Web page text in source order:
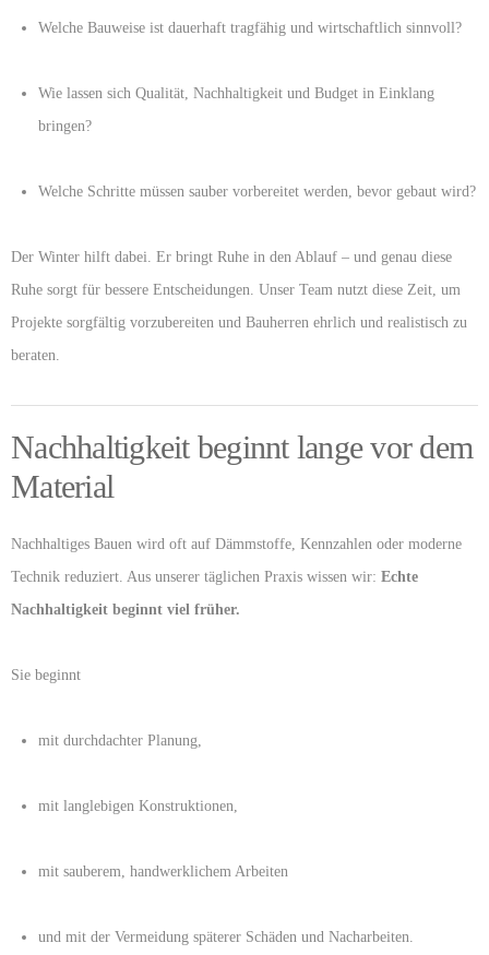
Welche Bauweise ist dauerhaft tragfähig und wirtschaftlich sinnvoll?
Wie lassen sich Qualität, Nachhaltigkeit und Budget in Einklang
bringen?
Welche Schritte müssen sauber vorbereitet werden, bevor gebaut wird?
Der Winter hilft dabei. Er bringt Ruhe in den Ablauf – und genau diese
Ruhe sorgt für bessere Entscheidungen. Unser Team nutzt diese Zeit, um
Projekte sorgfältig vorzubereiten und Bauherren ehrlich und realistisch zu
beraten.
Nachhaltigkeit beginnt lange vor dem
Material
Nachhaltiges Bauen wird oft auf Dämmstoffe, Kennzahlen oder moderne
Technik reduziert. Aus unserer täglichen Praxis wissen wir: Echte
Nachhaltigkeit beginnt viel früher.
Sie beginnt
mit durchdachter Planung,
mit langlebigen Konstruktionen,
mit sauberem, handwerklichem Arbeiten
und mit der Vermeidung späterer Schäden und Nacharbeiten.